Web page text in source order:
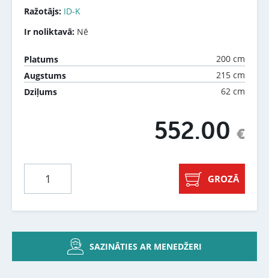
Ražotājs: ID-K
Ir noliktavā: Nē
Platums
200 cm
Augstums
215 cm
Dziļums
62 cm
552.00 €
GROZĀ
SAZINĀTIES AR MENEDŽERI